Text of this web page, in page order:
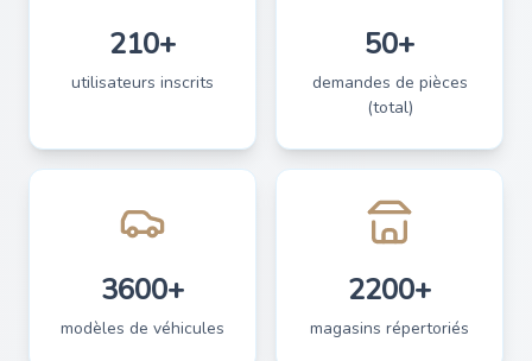
210+
utilisateurs inscrits
50+
demandes de pièces
(total)
3600+
modèles de véhicules
2200+
magasins répertoriés